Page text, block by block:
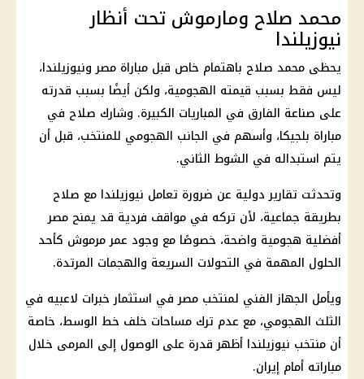
محمد صلاح ومارموش تحت أنظار
نيوزيلندا
يحظى محمد صلاح باهتمام خاص قبل مباراة مصر ونيوزيلندا،
ليس فقط بسبب قيمته الهجومية، ولكن أيضًا بسبب قدرته
على صناعة الفارق في المباريات الكبيرة. وشارك صلاح في
مباراة بلجيكا، وأسهم في الجانب الهجومي للمنتخب، قبل أن
يتم استبداله في الشوط الثاني.
وتحدثت تقارير دولية عن ضرورة تعامل نيوزيلندا مع صلاح
بطريقة جماعية، لأن تركه في مواقف فردية قد يمنح مصر
أفضلية هجومية واضحة، خصوصًا مع وجود عمر مرموش كأحد
الحلول المهمة في التحولات السريعة والهجمات المرتدة.
ويأمل الجهاز الفني لمنتخب مصر في استثمار خبرات لاعبيه في
الثلث الهجومي، مع عدم ترك مساحات خلف خط الوسط، خاصة
أن منتخب نيوزيلندا أظهر قدرة على الوصول إلى المرمى خلال
مباراته أمام إيران.